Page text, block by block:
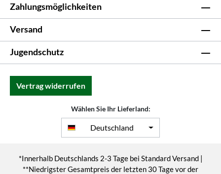
Zahlungsmöglichkeiten
Versand
Jugendschutz
Vertrag widerrufen
Wählen Sie Ihr Lieferland:
Deutschland
*Innerhalb Deutschlands 2-3 Tage bei Standard Versand |
**Niedrigster Gesamtpreis der letzten 30 Tage vor der